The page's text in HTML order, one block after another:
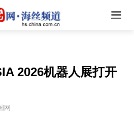
2026机器人展打开
网